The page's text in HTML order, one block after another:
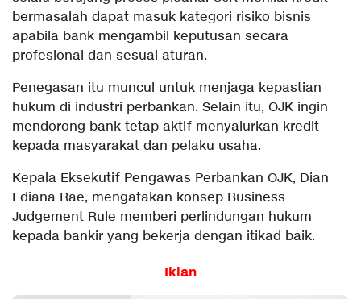
bermasalah dapat masuk kategori risiko bisnis
apabila bank mengambil keputusan secara
profesional dan sesuai aturan.
Penegasan itu muncul untuk menjaga kepastian
hukum di industri perbankan. Selain itu, OJK ingin
mendorong bank tetap aktif menyalurkan kredit
kepada masyarakat dan pelaku usaha.
Kepala Eksekutif Pengawas Perbankan OJK, Dian
Ediana Rae, mengatakan konsep Business
Judgement Rule memberi perlindungan hukum
kepada bankir yang bekerja dengan itikad baik.
Iklan